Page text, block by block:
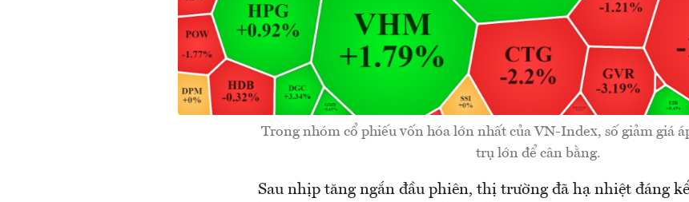
Trong nhóm cổ phiếu vốn hóa lớn nhất của VN-Index, số giảm giá
trụ lớn để cân bằng.
Sau nhịp tăng ngắn đầu phiên, thị trường đã hạ nhiệt đáng